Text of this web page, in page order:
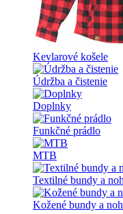
Kevlarové košele
Údržba a čistenie
Doplnky
Funkčné prádlo
MTB
Textilné bundy a
Kožené bundy a